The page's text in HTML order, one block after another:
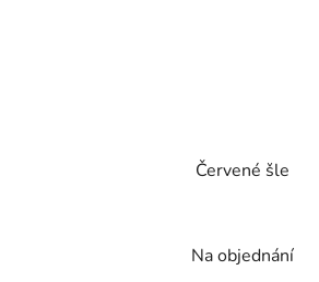
Červené šle
Na objednání